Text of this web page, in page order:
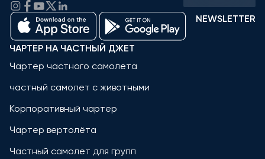
NEWSLETTER
ЧАРТЕР НА ЧАСТНЫЙ ДЖЕТ
Чартер частного самолета
частный самолет с животными
Корпоративный чартер
Чартер вертолёта
Частный самолет для групп